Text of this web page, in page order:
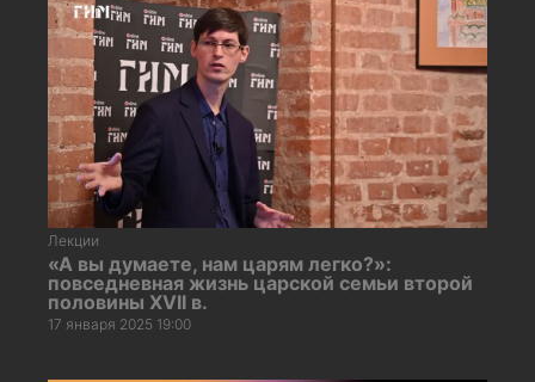
Лекции
«А вы думаете, нам царям легко?»:
повседневная жизнь царской семьи второй
половины XVII в.
17 января 2025 19:00